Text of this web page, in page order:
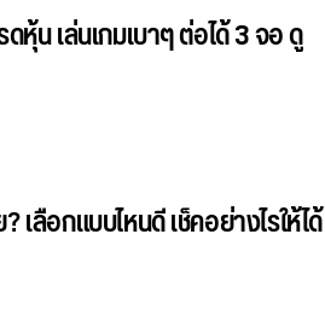
หุ้น เล่นเกมเบาๆ ต่อได้ 3 จอ ดู
อกแบบไหนดี เช็คอย่างไรให้ได้